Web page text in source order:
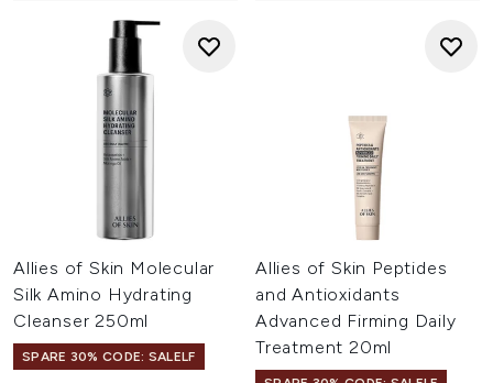
Allies of Skin Molecular
Silk Amino Hydrating
Cleanser 250ml
SPARE 30% CODE: SALELF
Allies of Skin Peptides
and Antioxidants
Advanced Firming Daily
Treatment 20ml